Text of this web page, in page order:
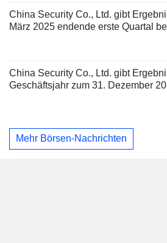
China Security Co., Ltd. gibt
März 2025 endende erste Quartal
China Security Co., Ltd. gibt
Geschäftsjahr zum 31. Dezember
Mehr Börsen-Nachrichten